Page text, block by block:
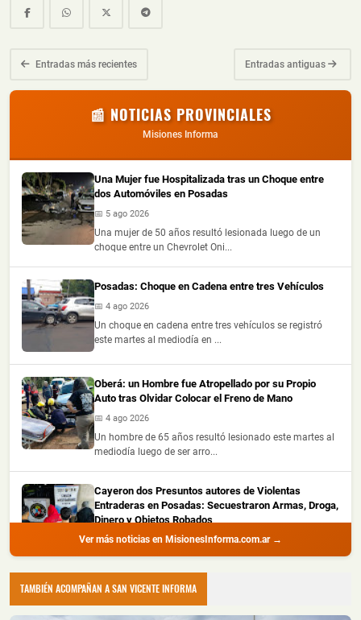
Entradas más recientes Entradas antiguas
📰 NOTICIAS PROVINCIALES
Misiones Informa
Una Mujer fue Hospitalizada tras un Choque entre
dos Automóviles en Posadas
📅 5 ago 2026
Una mujer de 50 años resultó lesionada luego de un
choque entre un Chevrolet Oni...
Posadas: Choque en Cadena entre tres Vehículos
📅 4 ago 2026
Un choque en cadena entre tres vehículos se registró
este martes al mediodía en ...
Oberá: un Hombre fue Atropellado por su Propio
Auto tras Olvidar Colocar el Freno de Mano
📅 4 ago 2026
Un hombre de 65 años resultó lesionado este martes al
mediodía luego de ser arro...
Cayeron dos Presuntos autores de Violentas
Entraderas en Posadas: Secuestraron Armas, Droga,
Dinero y Objetos Robados
📅 4 ago 2026
La Policía de Misiones detuvo a dos hombres con
amplio prontuario durante un all...
Recuperaron Herramientas Robadas y Detuvieron a
Ver más noticias en MisionesInforma.com.ar →
TAMBIÉN ACOMPAÑAN A SAN VICENTE INFORMA